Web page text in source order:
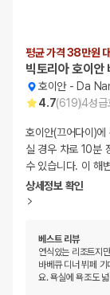
평균 가격 38만원 대
빅토리아 호이안
호이안- Da
4.7(619)4성급
호이안(끄어다이)
실 경우 차로 10분
수 있습니다. 이 해
상세정보 확인
베스트 리뷰
연식있는 리조트지
바베큐 디너 뷔페
요. 욕실에 욕조도